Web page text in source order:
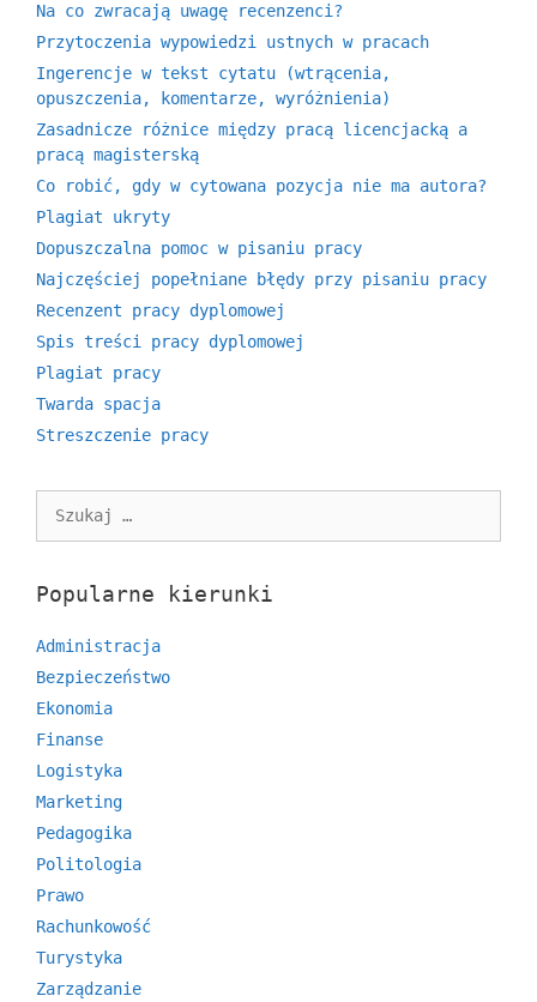
Na co zwracają uwagę recenzenci?
Przytoczenia wypowiedzi ustnych w pracach
Ingerencje w tekst cytatu (wtrącenia,
opuszczenia, komentarze, wyróżnienia)
Zasadnicze różnice między pracą licencjacką a
pracą magisterską
Co robić, gdy w cytowana pozycja nie ma autora?
Plagiat ukryty
Dopuszczalna pomoc w pisaniu pracy
Najczęściej popełniane błędy przy pisaniu pracy
Recenzent pracy dyplomowej
Spis treści pracy dyplomowej
Plagiat pracy
Twarda spacja
Streszczenie pracy
Popularne kierunki
Administracja
Bezpieczeństwo
Ekonomia
Finanse
Logistyka
Marketing
Pedagogika
Politologia
Prawo
Rachunkowość
Turystyka
Zarządzanie